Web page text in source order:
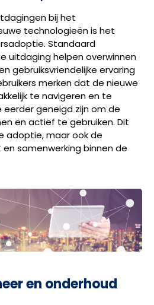
bij het
technologieën is het
Standaard
uitdaging helpen overwinnen
gebruiksvriendelijke ervaring
merken dat de nieuwe
te navigeren en te
eerder geneigd zijn om de
en actief te gebruiken. Dit
adoptie, maar ook de
samenwerking binnen de
en onderhoud